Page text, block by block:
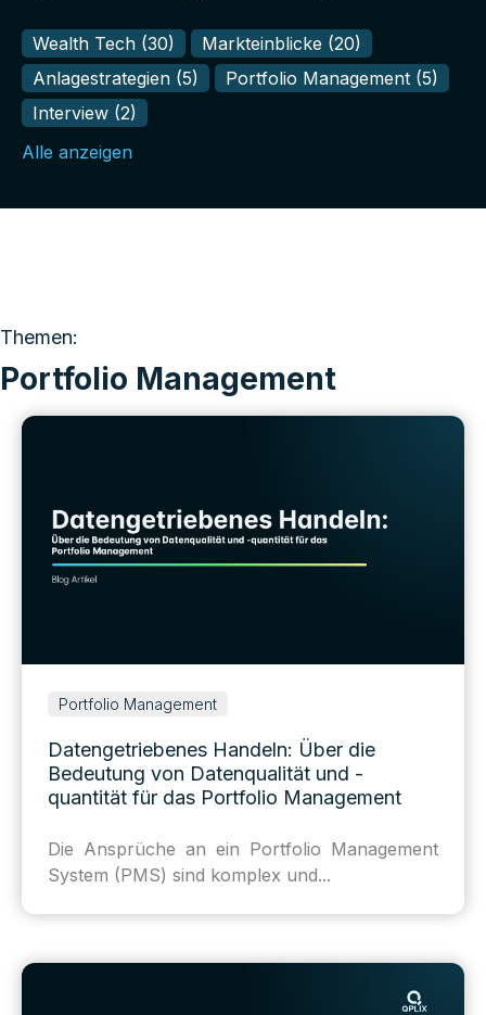
Wealth Tech (30) Markteinblicke (20)
Anlagestrategien (5) Portfolio Management (5)
Interview (2)
Alle anzeigen
Themen:
Portfolio Management
Portfolio Management
Datengetriebenes Handeln: Über die
Bedeutung von Datenqualität und -
quantität für das Portfolio Management
Die Ansprüche an ein Portfolio Management
System (PMS) sind komplex und...